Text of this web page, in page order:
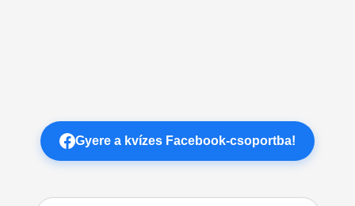
Gyere a kvízes Facebook-csoportba!